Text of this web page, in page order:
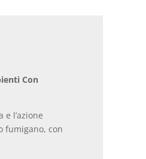
Con
l’azione
fumigano, con